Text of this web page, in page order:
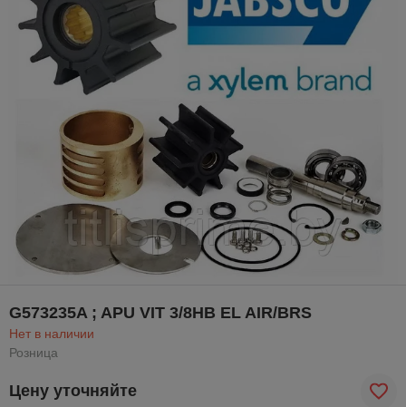
G573235A ; APU VIT 3/8HB EL AIR/BRS
Нет в наличии
Розница
Цену уточняйте